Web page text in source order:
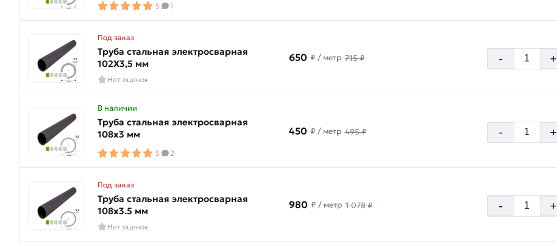
5 1
Под заказ
Труба стальная электросварная
102Х3,5 мм
Нет оценок
650 ₽ / метр 715 ₽ - +
В наличии
Труба стальная электросварная
108х3 мм
5 2
450 ₽ / метр 495 ₽ - +
Под заказ
Труба стальная электросварная
108х3.5 мм
Нет оценок
980 ₽ / метр 1 078 ₽ - +